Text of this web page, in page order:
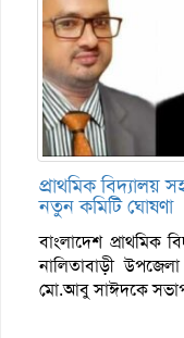
প্রাথমিক বিদ্যালয়
নতুন কমিটি ঘোষণা
বাংলাদেশ প্রাথমিক
নালিতাবাড়ী
মো.আবু সাঈদকে